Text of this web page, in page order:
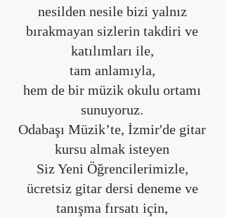
nesilden nesile bizi yalnız
bırakmayan sizlerin takdiri ve
katılımları ile,
tam anlamıyla,
hem de bir müzik okulu ortamı
sunuyoruz.
Odabaşı Müzik’te, İzmir'de gitar
kursu almak isteyen
Siz Yeni Öğrencilerimizle,
ücretsiz gitar dersi deneme ve
tanışma fırsatı için,